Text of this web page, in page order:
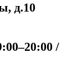
д.10
/